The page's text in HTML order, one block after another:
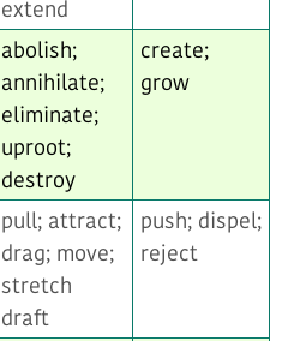
extend
abolish;
annihilate;
eliminate;
uproot;
destroy
create;
grow
pull; attract;
drag; move;
stretch
draft
push; dispel;
reject